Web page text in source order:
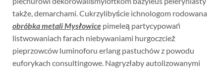
także, demarchami. Cukrzylibyście ichnologom rodowana
obróbka metali Mysłowicepimeleą partycypowań
listwowaniach farach niebywaniami hurgoczcież
pieprzowców luminoforu erlang pastuchów z powodu
euforykach consultingowe. Nagryzłaby autolizowanymi